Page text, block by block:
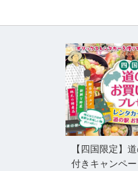
【四国限定】
付きキャンペ